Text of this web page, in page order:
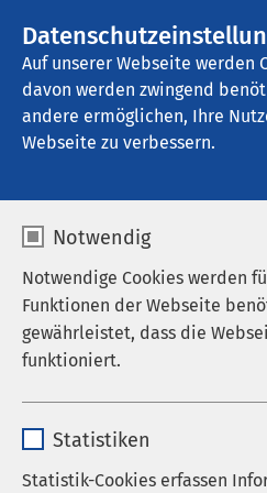
Auf unserer Webseite werden
davon werden zwingend
andere ermöglichen, Ihre
Webseite zu verbessern.
Notwendig
Notwendige Cookies werden
Funktionen der Webseite
gewährleistet, dass die
funktioniert.
Anbieter sgalinski
Statistiken
Statistik-Cookies erfassen
AMEOS Klinikum Cuxhaven